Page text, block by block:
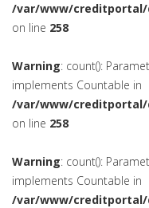
/var/www/
on line 258
Warning: count():
implements Countable in
/var/www/
on line 258
Warning: count():
implements Countable in
/var/www/